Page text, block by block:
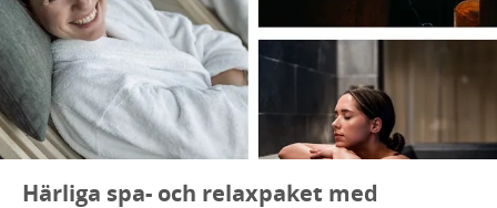
Härliga spa- och relaxpaket med